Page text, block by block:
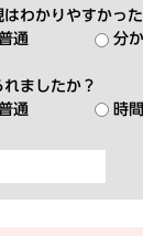
わかりやすかっ
通 分
ましたか？
通 時